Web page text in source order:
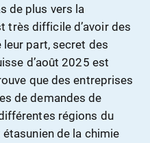
de plus vers la
très difficile d’avoir des
part, secret des
d’août 2025 est
que des entreprises
de demandes de
régions du
de la chimie